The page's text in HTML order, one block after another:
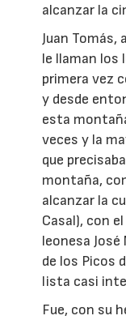
alcanzar la
Juan Tomás,
le llaman los
primera vez
y desde
esta
veces y la
que
montaña,
alcanzar la
Casal), con
leonesa
de los Picos
lista casi
Fue, con su